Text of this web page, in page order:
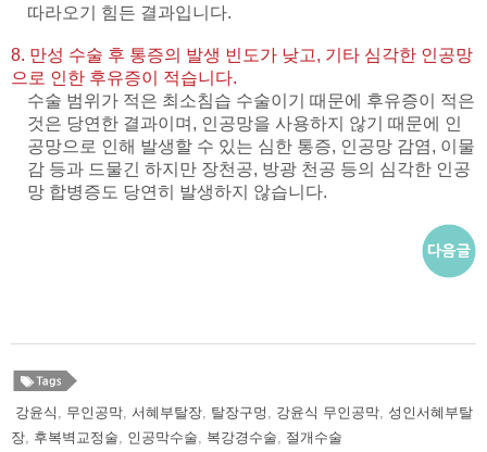
따라오기 힘든 결과입니다.
8. 만성 수술 후 통증의 발생 빈도가 낮고, 기타 심각한 인공망
으로 인한 후유증이 적습니다.
수술 범위가 적은 최소침습 수술이기 때문에 후유증이 적은
것은 당연한 결과이며, 인공망을 사용하지 않기 때문에 인
공망으로 인해 발생할 수 있는 심한 통증, 인공망 감염, 이물
감 등과 드물긴 하지만 장천공, 방광 천공 등의 심각한 인공
망 합병증도 당연히 발생하지 않습니다.
강윤식 무인공막 서혜부탈장 탈장구멍 강윤식 무인공막 성인서혜부탈
장 후복벽교정술 인공막수술 복강경수술 절개수술